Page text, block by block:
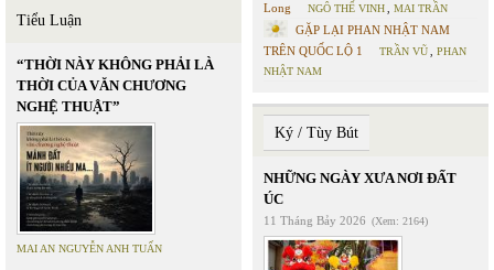
Tiểu Luận
“THỜI NÀY KHÔNG PHẢI LÀ
THỜI CỦA VĂN CHƯƠNG
NGHỆ THUẬT”
MAI AN NGUYỄN ANH TUẤN
Long
NGÔ THẾ VINH MAI TRẦN
GẶP LẠI PHAN NHẬT NAM
TRÊN QUỐC LỘ 1
TRẦN VŨ
PHAN
NHẬT NAM
Ký / Tùy Bút
NHỮNG NGÀY XƯA NƠI ĐẤT
ÚC
11 Tháng Bảy 2026 (Xem: 2164)